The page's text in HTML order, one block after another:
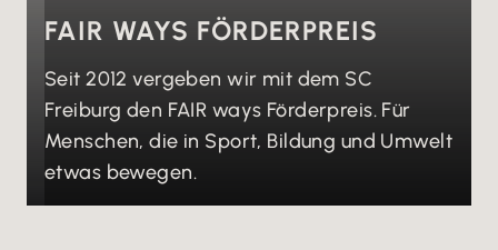
FAIR WAYS FÖRDERPREIS
Seit 2012 vergeben wir mit dem SC
Freiburg den FAIR ways Förderpreis. Für
Menschen, die in Sport, Bildung und Umwelt
etwas bewegen.